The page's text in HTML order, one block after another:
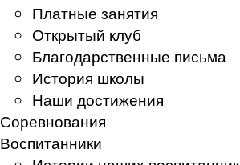
Платные занятия
Открытый клуб
Благодарственные письма
История школы
Наши достижения
Соревнования
Воспитанники